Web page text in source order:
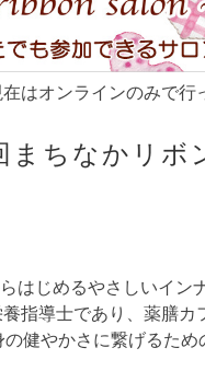
はオンラインのみで行
まちなかリボ
はじめるやさしいイン
指導士であり、薬膳カ
健やかさに繋げるため